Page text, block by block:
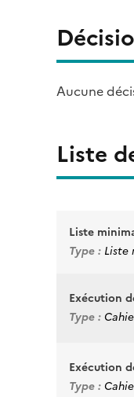
Aucune
Liste
Liste
Type : Liste
Exécution
Type :
Exécution
Type :